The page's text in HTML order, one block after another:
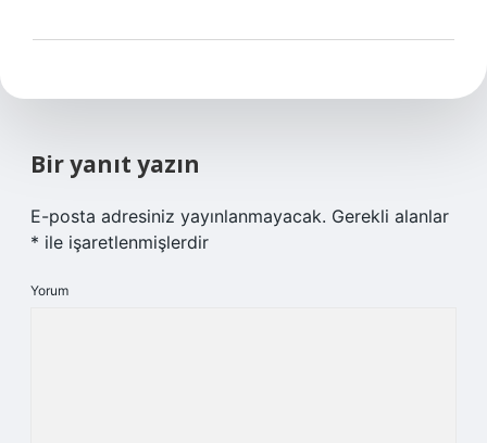
Bir yanıt yazın
E-posta adresiniz yayınlanmayacak. Gerekli alanlar
* ile işaretlenmişlerdir
Yorum